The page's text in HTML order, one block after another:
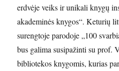
erdvėje veiks ir unikali knygų
akademinės knygos“. Keturių
surengtoje parodoje „100
bus galima susipažinti su prof.
bibliotekos knygomis, kurias